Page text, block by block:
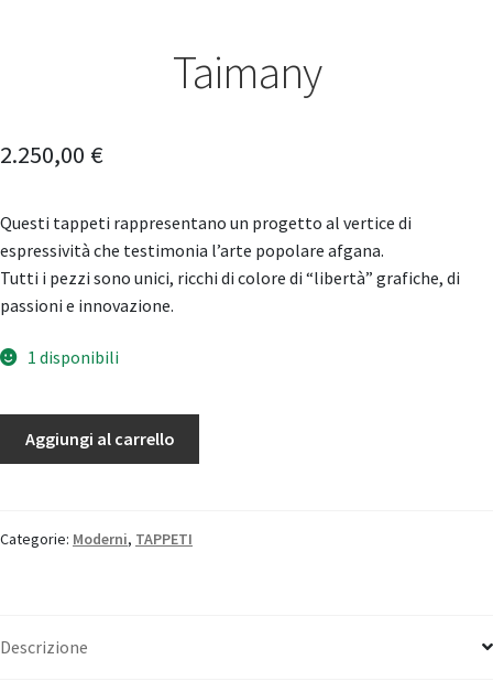
Taimany
2.250,00 €
Questi tappeti rappresentano un progetto al vertice di
espressività che testimonia l’arte popolare afgana.
Tutti i pezzi sono unici, ricchi di colore di “libertà” grafiche, di
passioni e innovazione.
1 disponibili
quantità
Aggiungi al carrello
Categorie: Moderni, TAPPETI
Descrizione